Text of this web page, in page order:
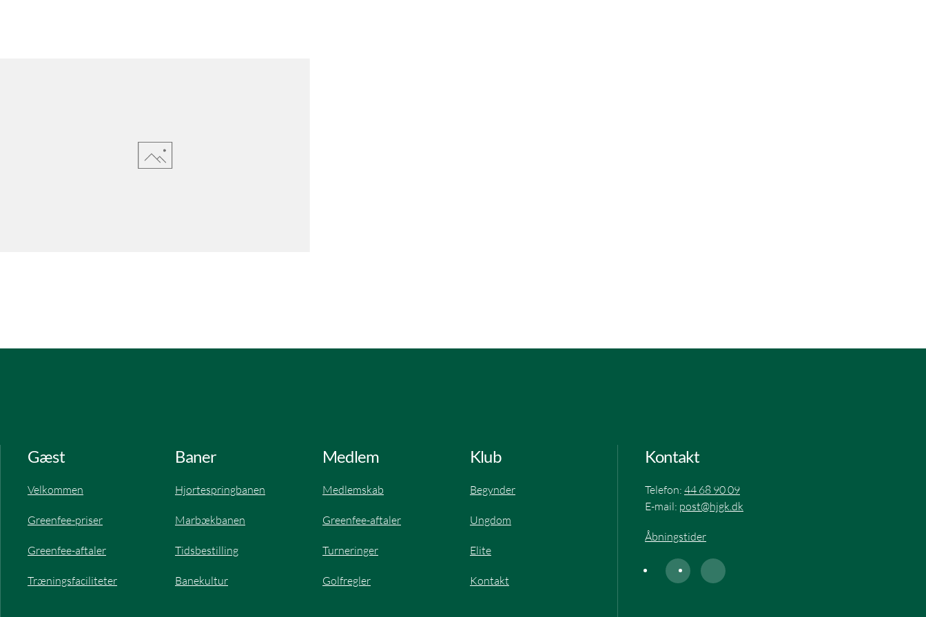
Gæst
Velkommen
Greenfee-priser
Greenfee-aftaler​
Træningsfaciliteter
Baner
Hjortespringbanen​
Marbækbanen
Tidsbestilling
Banekultur
Medlem
Medlemskab
Greenfee-aftaler
Turneringer
Golfregler
Klub
Begynder
Ungdom
Elite​
Kontakt
Kontakt
Telefon: 44 68 90 09
E-mail: post@hjgk.dk
Åbningstider